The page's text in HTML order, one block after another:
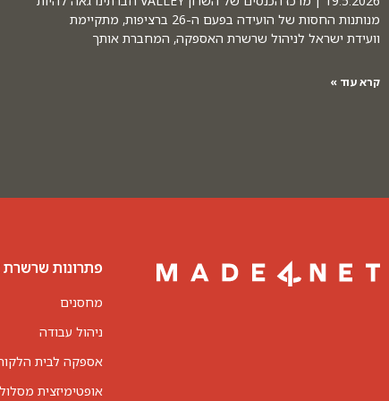
מנותנות החסות של הועידה בפעם ה-26 ברציפות, מתקיימת
וועידת ישראל לניהול שרשרת האספקה, המחברת אותך
קרא עוד »
פתרונות
מחסנים
ניהול עבודה
אספקה לבית
אופטימיזצית